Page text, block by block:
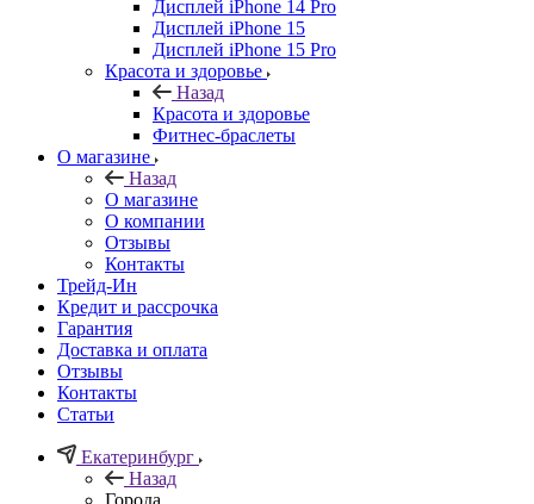
Дисплей iPhone 14 Pro
Дисплей iPhone 15
Дисплей iPhone 15 Pro
Красота и здоровье
Назад
Красота и здоровье
Фитнес-браслеты
О магазине
Назад
О магазине
О компании
Отзывы
Контакты
Трейд-Ин
Кредит и рассрочка
Гарантия
Доставка и оплата
Отзывы
Контакты
Статьи
Екатеринбург
Назад
Города